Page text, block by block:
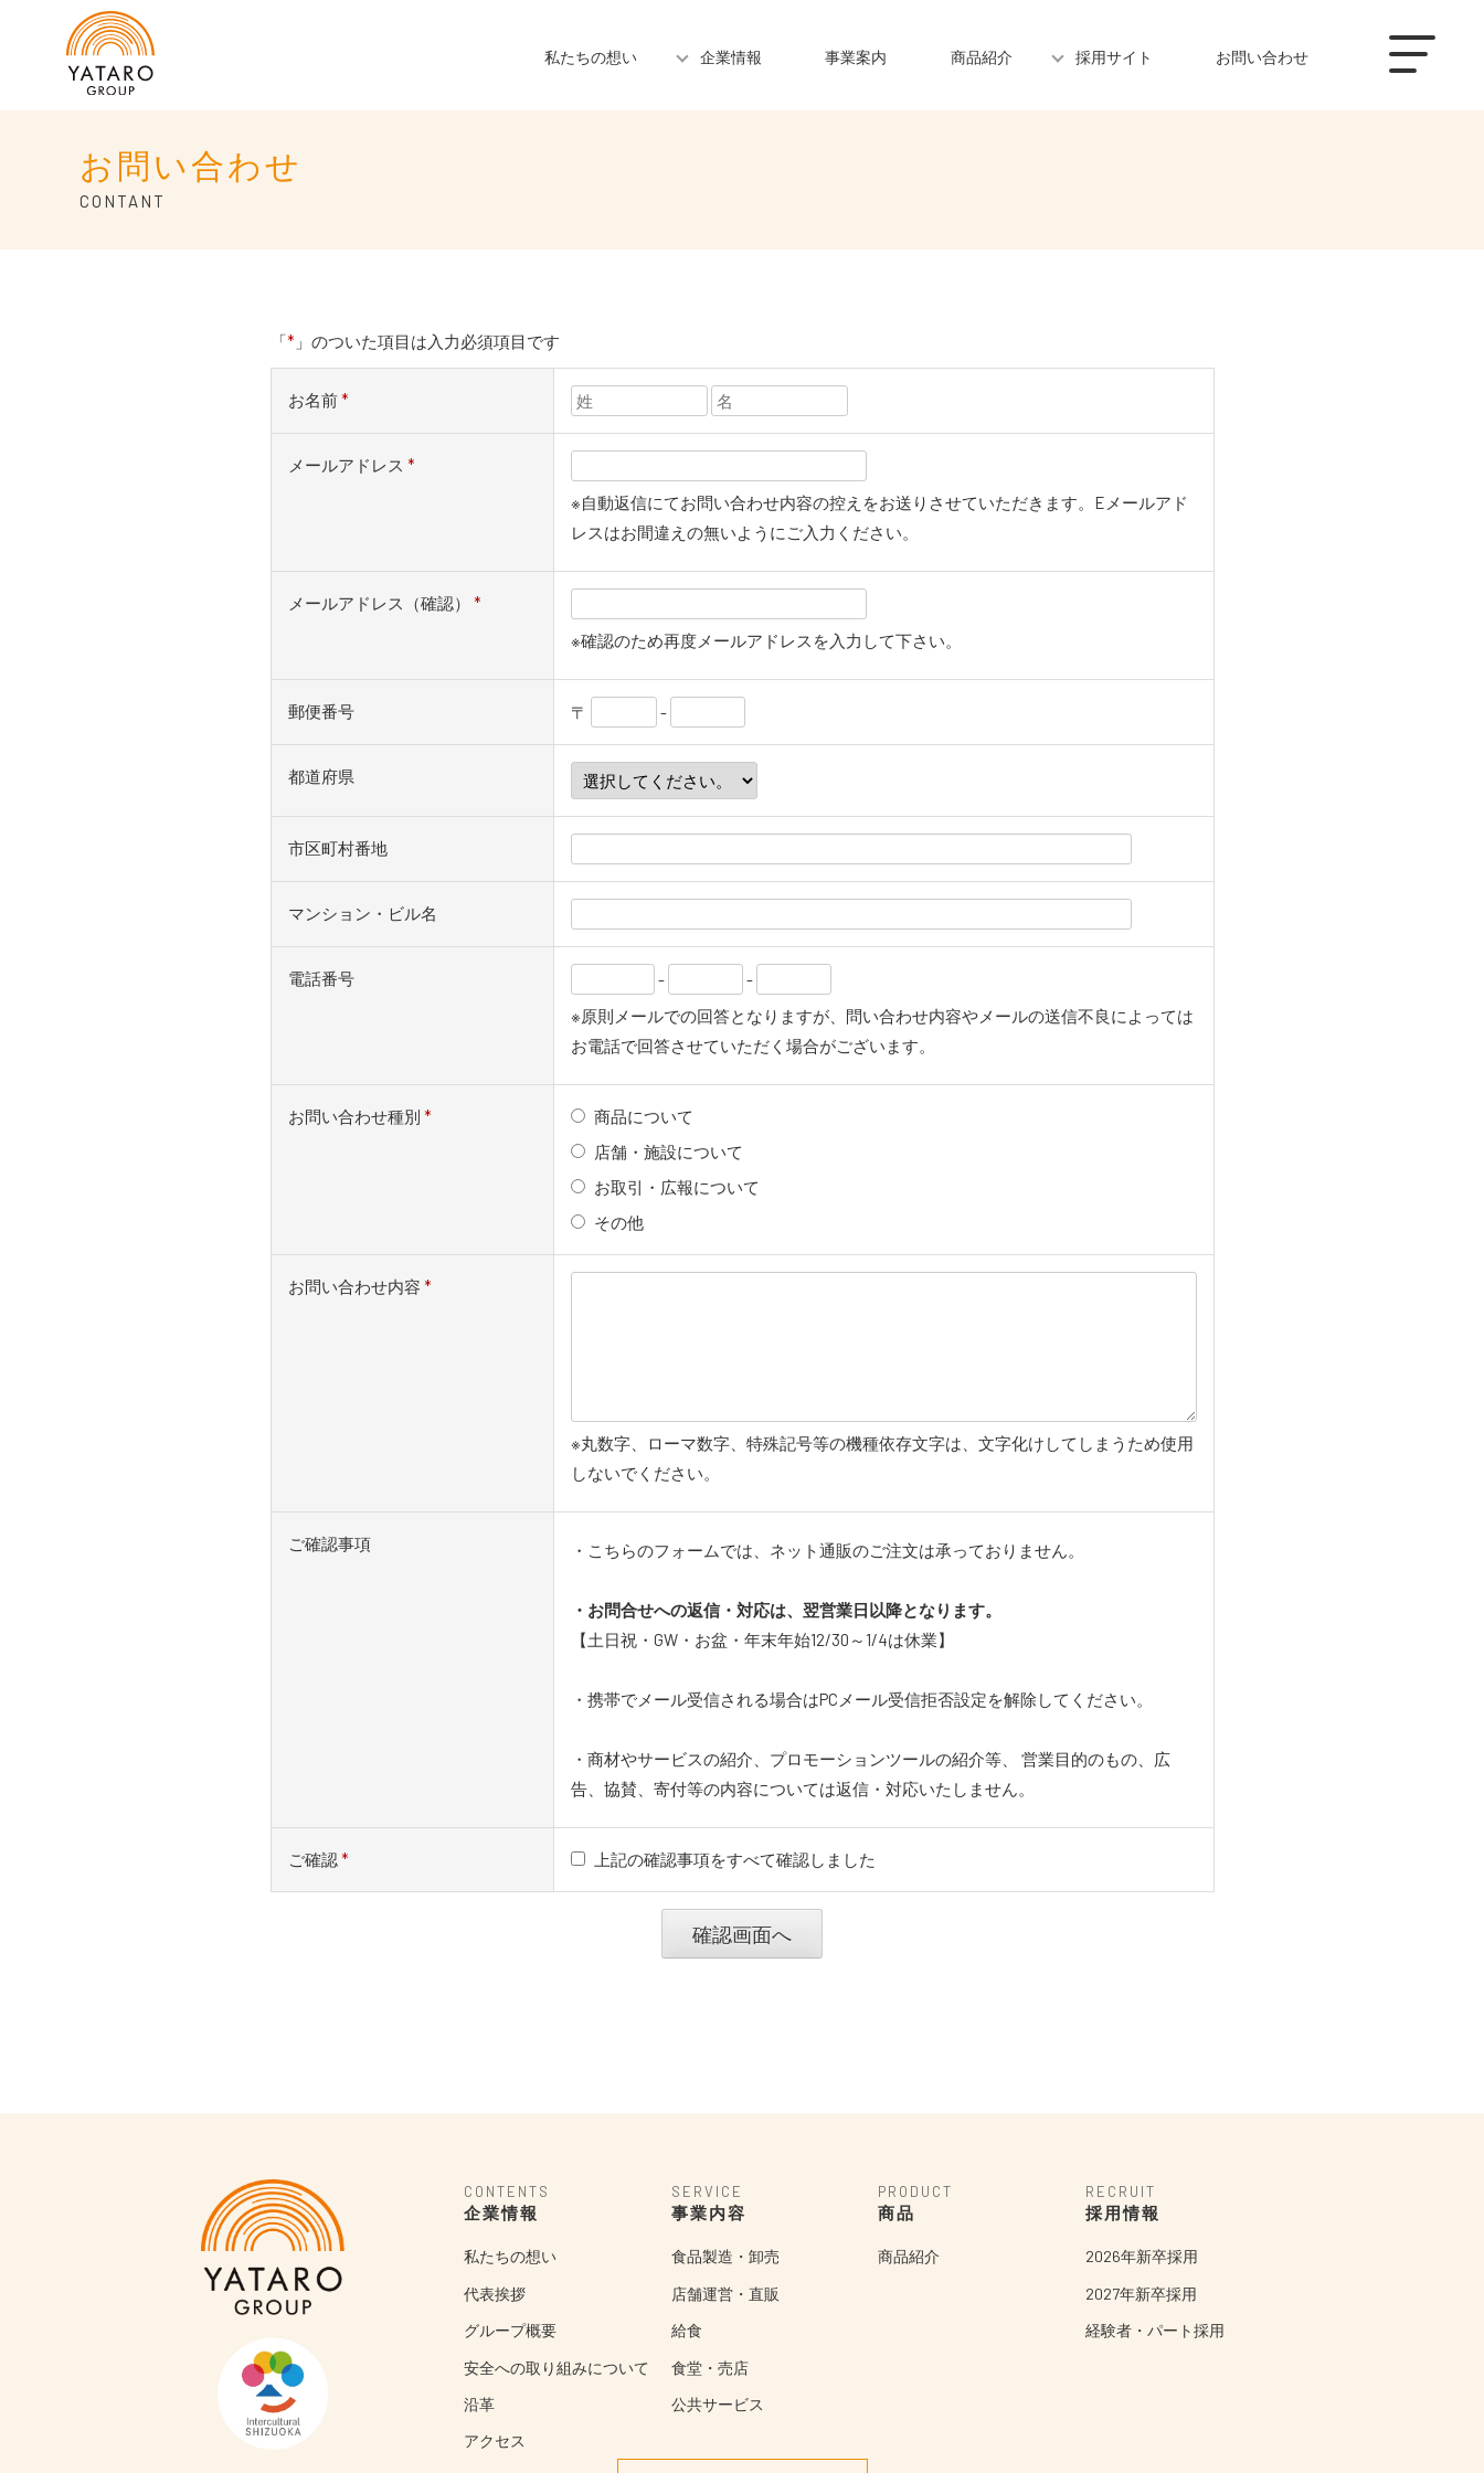
私たちの想い 企業情報 事業案内 商品紹介 採用サイト お問い合わせ
お問い合わせ
CONTANT
「* 」のついた項目は入力必須項目です
お名前*
メールアドレス *
※自動返信にてお問い合わせ内容の控えをお送りさせていただきます。Eメールアド
レスはお間違えの無いようにご入力ください。
メールアドレス（確認） *
※確認のため再度メールアドレスを入力して下さい。
郵便番号 〒 -
都道府県
市区町村番地
マンション・ビル名
電話番号 -
-
※原則メールでの回答となりますが、問い合わせ内容やメールの送信不良によっては
お電話で回答させていただく場合がございます。
お問い合わせ種別 *
商品について
店舗・施設について
お取引・広報について
その他
お問い合わせ内容 *
※丸数字、ローマ数字、特殊記号等の機種依存文字は、文字化けしてしまうため使用
しないでください。
ご確認事項 ・こちらのフォームでは、ネット通販のご注文は承っておりません。
・お問合せへの返信・対応は、翌営業日以降となります。
【土日祝・GW・お盆・年末年始12/30～1/4は休業】
・携帯でメール受信される場合はPCメール受信拒否設定を解除してください。
・商材やサービスの紹介、プロモーションツールの紹介等、 営業目的のもの、広
告、協賛、寄付等の内容については返信・対応いたしません。
ご確認* 上記の確認事項をすべて確認しました
CONTENTS
企業情報
私たちの想い
代表挨拶
グループ概要
安全への取り組みについて
沿革
アクセス
SERVICE
事業内容
食品製造・卸売
店舗運営・直販
給食
食堂・売店
公共サービス
PRODUCT
商品
商品紹介
RECRUIT
採用情報
2026年新卒採用
2027年新卒採用
経験者・パート採用